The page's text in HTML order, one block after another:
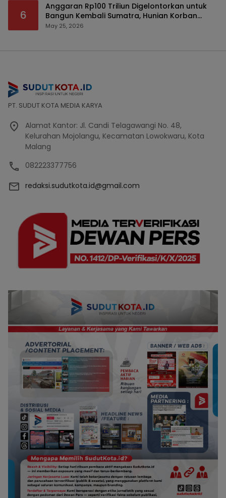
6
Anggaran Rp100 Triliun Digelontorkan untuk
Bangun Kembali Sumatra, Hunian Korban
Bencana Bakal Difokuskan
May 25, 2026
PT. SUDUT KOTA MEDIA KARYA
Alamat Kantor: Jl. Candi Telagawangi No. 48,
Kelurahan Mojolangu, Kecamatan Lowokwaru, Kota
Malang
082223377756
redaksi.sudutkota.id@gmail.com